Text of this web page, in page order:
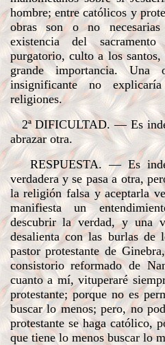
hombre; entre católicos y
obras son o no
existencia del
purgatorio, culto a los
grande importancia. Una
insignificante no
religiones.
2ª DIFICULTAD. — Es
abrazar otra.
RESPUESTA. — Es
verdadera y se pasa a otra,
la religión falsa y aceptarla
manifiesta un
descubrir la verdad, y una
desalienta con las burlas de
pastor protestante de
consistorio reformado de
cuanto a mí, vituperaré
protestante; porque no es
buscar lo menos; pero, no
protestante se haga católico,
que tiene lo menos buscar lo